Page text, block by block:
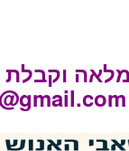
וקבלת